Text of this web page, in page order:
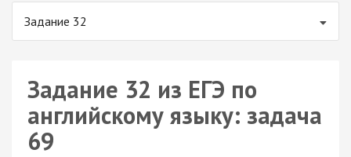
Задание 32
Задание 32 из ЕГЭ по
английскому языку: задача
69